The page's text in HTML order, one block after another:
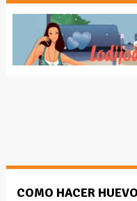
COMO HACER